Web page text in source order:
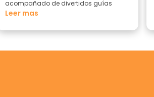
acompañado de divertidos guías
locales
Leer mas